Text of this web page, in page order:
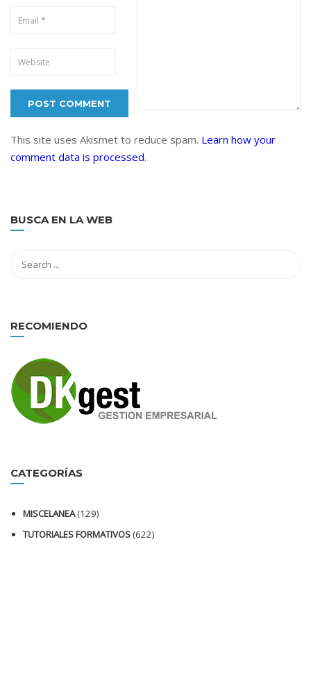
This site uses Akismet to reduce spam. Learn how your
comment data is processed.
BUSCA EN LA WEB
RECOMIENDO
CATEGORÍAS
MISCELANEA(129)
TUTORIALES FORMATIVOS(622)